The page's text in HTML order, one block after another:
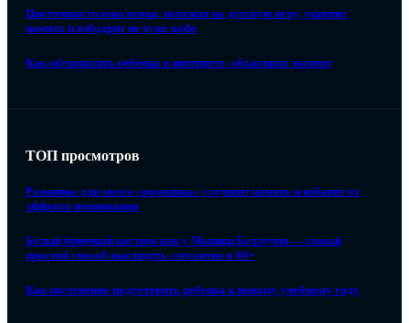
Цветочная головоломка, похожая на детскую игру, укрепит
память и взбодрит не хуже кофе
Как обезопасить ребенка в интернете, объяснила эксперт
ТОП просмотров
Разминка для мозга «ромашка» улучшит память и избавит от
эффекта невнимания
Белый брючный костюм как у Моники Беллуччи — самый
простой способ выглядеть элегантно в 60+
Как постепенно подготовить ребенка к новому учебному году